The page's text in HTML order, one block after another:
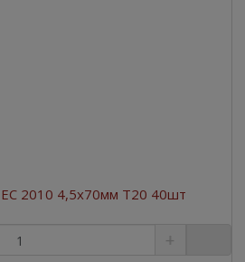
2010 4,5x70мм T20 40шт